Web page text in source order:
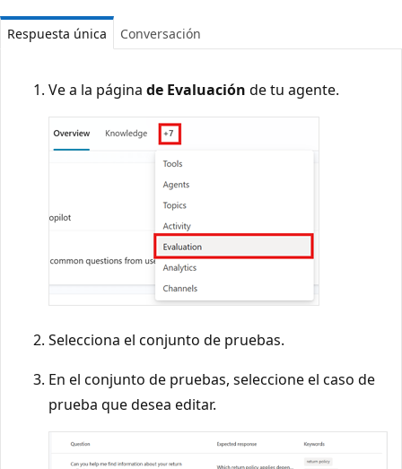
Respuesta única Conversación
Ve a la página de Evaluación de tu agente.
Selecciona el conjunto de pruebas.
En el conjunto de pruebas, seleccione el caso de
prueba que desea editar.